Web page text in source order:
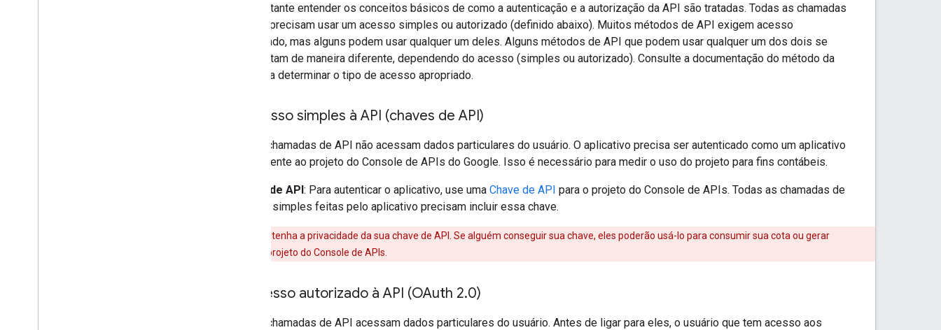
É importante entender os conceitos básicos de como a autenticação e a autorização da API são tratadas. Todas as chamadas
de API precisam usar um acesso simples ou autorizado (definido abaixo). Muitos métodos de API exigem acesso
autorizado, mas alguns podem usar qualquer um deles. Alguns métodos de API que podem usar qualquer um dos dois se
comportam de maneira diferente, dependendo do acesso (simples ou autorizado). Consulte a documentação do método da
API para determinar o tipo de acesso apropriado.
Acesso simples à API (chaves de API)
Essas chamadas de API não acessam dados particulares do usuário. O aplicativo precisa ser autenticado como um aplicativo
pertencente ao projeto do Console de APIs do Google. Isso é necessário para medir o uso do projeto para fins contábeis.
Chave de API: Para autenticar o aplicativo, use uma Chave de API para o projeto do Console de APIs. Todas as chamadas de
acesso simples feitas pelo aplicativo precisam incluir essa chave.
: Mantenha a privacidade da sua chave de API. Se alguém conseguir sua chave, eles poderão usá-lo para consumir sua cota ou gerar
cobranças no projeto do Console de APIs.
Acesso autorizado à API (OAuth 2.0)
Essas chamadas de API acessam dados particulares do usuário. Antes de ligar para eles, o usuário que tem acesso aos